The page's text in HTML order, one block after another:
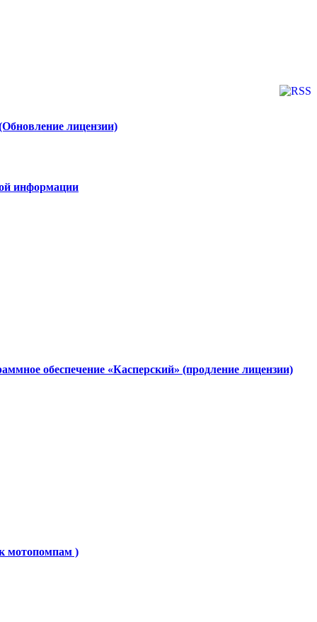
лицензии)
информации
обеспечение «Касперский» (продление лицензии)
мотопомпам )